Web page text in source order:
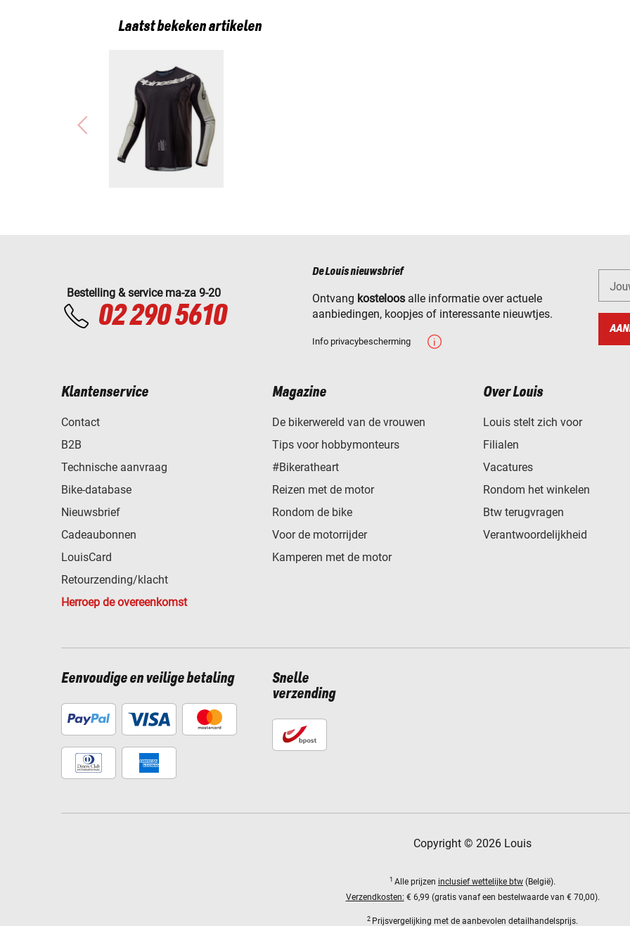
Laatst bekeken artikelen
Bestelling & service ma-za 9-20
02 290 5610
De Louis nieuwsbrief
Ontvang kosteloos alle informatie over actuele
aanbiedingen, koopjes of interessante nieuwtjes.
Info privacybescherming
Klantenservice
Contact
B2B
Technische aanvraag
Bike-database
Nieuwsbrief
Cadeaubonnen
LouisCard
Retourzending/klacht
Herroep de overeenkomst
Magazine
De bikerwereld van de vrouwen
Tips voor hobbymonteurs
#Bikeratheart
Reizen met de motor
Rondom de bike
Voor de motorrijder
Kamperen met de motor
Over Louis
Louis stelt zich voor
Filialen
Vacatures
Rondom het winkelen
Btw terugvragen
Verantwoordelijkheid
Eenvoudige en veilige betaling
Snelle
verzending
Copyright © 2026 Louis
1 Alle prijzen inclusief wettelijke btw (België).
Verzendkosten: € 6,99 (gratis vanaf een bestelwaarde van € 70,00).
2 Prijsvergelijking met de aanbevolen detailhandelsprijs.